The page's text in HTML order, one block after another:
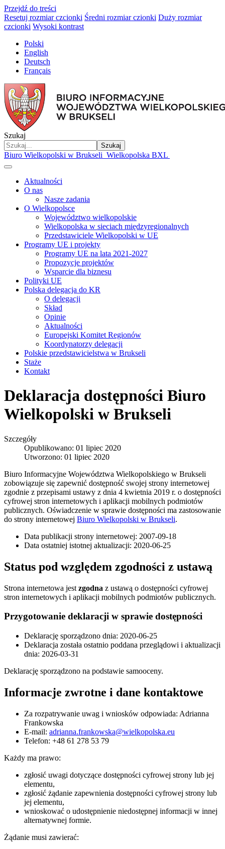
Przejdź do treści
Resetuj rozmiar czcionki Średni rozmiar czionki Duży rozmiar
czcionki Wysoki kontrast
Polski
English
Deutsch
Français
Szukaj
Szukaj
Biuro Wielkopolski w Brukseli Wielkopolska BXL
Aktualności
O nas
Nasze zadania
O Wielkopolsce
Województwo wielkopolskie
Wielkopolska w sieciach międzyregionalnych
Przedstawiciele Wielkopolski w UE
Programy UE i projekty
Programy UE na lata 2021-2027
Propozycje projektów
Wsparcie dla biznesu
Polityki UE
Polska delegacja do KR
O delegacji
Skład
Opinie
Aktualności
Europejski Komitet Regionów
Koordynatorzy delegacji
Polskie przedstawicielstwa w Brukseli
Staże
Kontakt
Deklaracja dostępności Biuro
Wielkopolski w Brukseli
Szczegóły
Opublikowano: 01 lipiec 2020
Utworzono: 01 lipiec 2020
Biuro Informacyjne Województwa Wielkopolskiego w Brukseli
zobowiązuje się zapewnić dostępność swojej strony internetowej
zgodnie z przepisami ustawy z dnia 4 kwietnia 2019 r. o dostępności
cyfrowej stron internetowych i aplikacji mobilnych podmiotów
publicznych. Oświadczenie w sprawie dostępności ma zastosowanie
do strony internetowej Biuro Wielkopolski w Brukseli.
Data publikacji strony internetowej: 2007-09-18
Data ostatniej istotnej aktualizacji: 2020-06-25
Status pod względem zgodności z ustawą
Strona internetowa jest zgodna z ustawą o dostępności cyfrowej
stron internetowych i aplikacji mobilnych podmiotów publicznych.
Przygotowanie deklaracji w sprawie dostępności
Deklarację sporządzono dnia: 2020-06-25
Deklaracja została ostatnio poddana przeglądowi i aktualizacji
dnia: 2026-03-31
Deklarację sporządzono na podstawie samooceny.
Informacje zwrotne i dane kontaktowe
Za rozpatrywanie uwag i wniosków odpowiada: Adrianna
Frankowska
E-mail: adrianna.frankowska@wielkopolska.eu
Telefon: +48 61 278 53 79
Każdy ma prawo:
zgłosić uwagi dotyczące dostępności cyfrowej strony lub jej
elementu,
zgłosić żądanie zapewnienia dostępności cyfrowej strony lub
jej elementu,
wnioskować o udostępnienie niedostępnej informacji w innej
alternatywnej formie.
Żądanie musi zawierać: